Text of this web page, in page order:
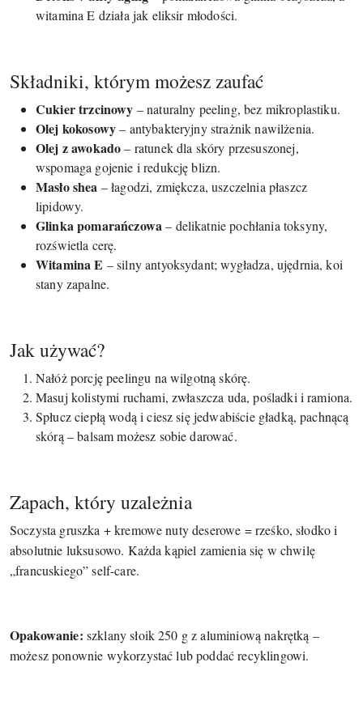
witamina E działa jak eliksir młodości.
Składniki, którym możesz zaufać
Cukier trzcinowy – naturalny peeling, bez mikroplastiku.
Olej kokosowy– antybakteryjny strażnik nawilżenia.
Olej z awokado– ratunek dla skóry przesuszonej,
wspomaga gojenie i redukcję blizn.
Masło shea – łagodzi, zmiękcza, uszczelnia płaszcz
lipidowy.
Glinka pomarańczowa– delikatnie pochłania toksyny,
rozświetla cerę.
Witamina E – silny antyoksydant; wygładza, ujędrnia, koi
stany zapalne.
Jak używać?
Nałóż porcję peelingu na wilgotną skórę.
Masuj kolistymi ruchami, zwłaszcza uda, pośladki i ramiona.
Spłucz ciepłą wodą i ciesz się jedwabiście gładką, pachnącą
skórą – balsam możesz sobie darować.
Zapach, który uzależnia
Soczysta gruszka + kremowe nuty deserowe = rześko, słodko i
absolutnie luksusowo. Każda kąpiel zamienia się w chwilę
„francuskiego” self-care.
Opakowanie: szklany słoik 250 g z aluminiową nakrętką –
możesz ponownie wykorzystać lub poddać recyklingowi.